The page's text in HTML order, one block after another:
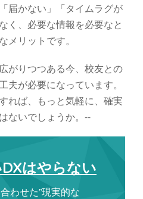
届かない」「タイムラグが
く、必要な情報を必要なと
メリットです。
がりつつある今、校友との
夫が必要になっています。
れば、もっと気軽に、確実
ないでしょうか。--
はやらない
わせた”現実的な